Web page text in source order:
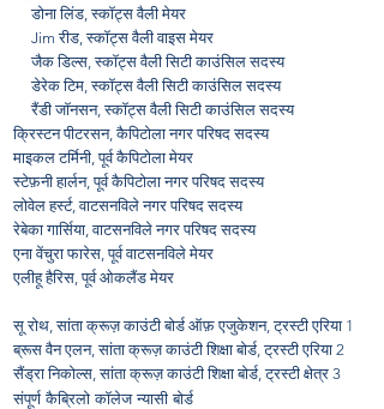
डोना लिंड, स्कॉट्स वैली मेयर
Jim रीड, स्कॉट्स वैली वाइस मेयर
जैक डिल्स, स्कॉट्स वैली सिटी काउंसिल सदस्य
डेरेक टिम, स्कॉट्स वैली सिटी काउंसिल सदस्य
रैंडी जॉनसन, स्कॉट्स वैली सिटी काउंसिल सदस्य
क्रिस्टन पीटरसन, कैपिटोला नगर परिषद सदस्य
माइकल टर्मिनी, पूर्व कैपिटोला मेयर
स्टेफ़नी हार्लन, पूर्व कैपिटोला नगर परिषद सदस्य
लोवेल हर्स्ट, वाटसनविले नगर परिषद सदस्य
रेबेका गार्सिया, वाटसनविले नगर परिषद सदस्य
एना वेंचुरा फारेस, पूर्व वाटसनविले मेयर
एलीहू हैरिस, पूर्व ओकलैंड मेयर
सू रोथ, सांता क्रूज़ काउंटी बोर्ड ऑफ़ एजुकेशन, ट्रस्टी एरिया 1
ब्रूस वैन एलन, सांता क्रूज़ काउंटी शिक्षा बोर्ड, ट्रस्टी एरिया 2
सैंड्रा निकोल्स, सांता क्रूज़ काउंटी शिक्षा बोर्ड, ट्रस्टी क्षेत्र 3
संपूर्ण कैब्रिलो कॉलेज न्यासी बोर्ड